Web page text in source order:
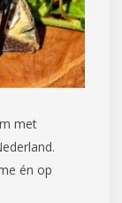
met
én op